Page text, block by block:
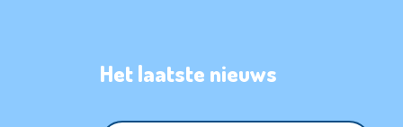
Het laatste nieuws